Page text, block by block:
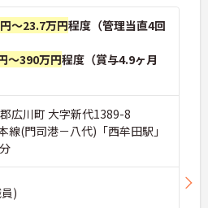
～23.7万円程度（管理当直4回
～390万円程度（賞与4.9ヶ月
広川町 大字新代1389-8
線(門司港－八代)「西牟田駅」
)